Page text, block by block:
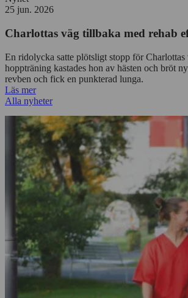
25 jun. 2026
Charlottas väg tillbaka med rehab
En ridolycka satte plötsligt stopp för Charlottas
hoppträning kastades hon av hästen och bröt
revben och fick en punkterad lunga.
Läs mer
Alla nyheter